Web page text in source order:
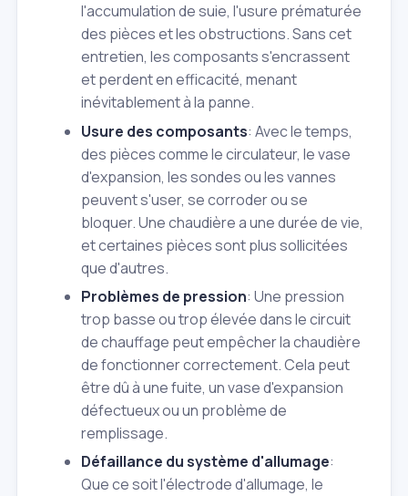
l'accumulation de suie, l'usure prématurée
des pièces et les obstructions. Sans cet
entretien, les composants s'encrassent
et perdent en efficacité, menant
inévitablement à la panne.
Usure des composants: Avec le temps,
des pièces comme le circulateur, le vase
d'expansion, les sondes ou les vannes
peuvent s'user, se corroder ou se
bloquer. Une chaudière a une durée de vie,
et certaines pièces sont plus sollicitées
que d'autres.
Problèmes de pression: Une pression
trop basse ou trop élevée dans le circuit
de chauffage peut empêcher la chaudière
de fonctionner correctement. Cela peut
être dû à une fuite, un vase d'expansion
défectueux ou un problème de
remplissage.
Défaillance du système d'allumage:
Que ce soit l'électrode d'allumage, le